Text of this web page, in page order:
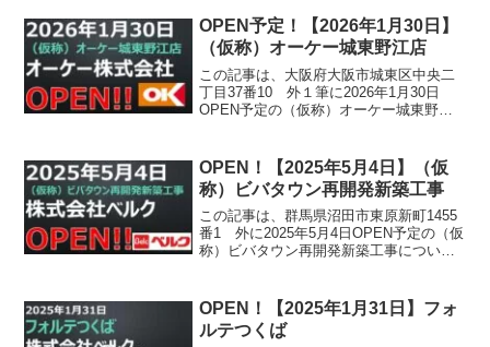
OPEN予定！【2026年1月30日】
（仮称）オーケー城東野江店
この記事は、大阪府大阪市城東区中央二
丁目37番10 外１筆に2026年1月30日
OPEN予定の（仮称）オーケー城東野江
OPEN！【2025年5月4日】（仮
称）ビバタウン再開発新築工事
この記事は、群馬県沼田市東原新町1455
番1 外に2025年5月4日OPEN予定の（仮
称）ビバタウン再開発新築工事について
OPEN！【2025年1月31日】フォ
ルテつくば